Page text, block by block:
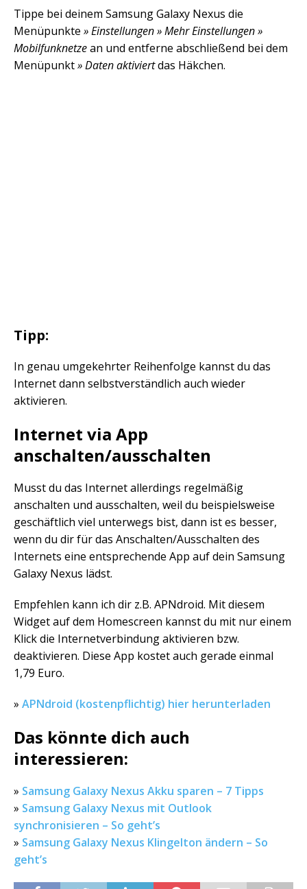
Tippe bei deinem Samsung Galaxy Nexus die
Menüpunkte » Einstellungen » Mehr Einstellungen »
Mobilfunknetzean und entferne abschließend bei dem
Menüpunkt» Daten aktiviertdas Häkchen.
Tipp:
In genau umgekehrter Reihenfolge kannst du das
Internet dann selbstverständlich auch wieder
aktivieren.
Internet via App
anschalten/ausschalten
Musst du das Internet allerdings regelmäßig
anschalten und ausschalten, weil du beispielsweise
geschäftlich viel unterwegs bist, dann ist es besser,
wenn du dir für das Anschalten/Ausschalten des
Internets eine entsprechende App auf dein Samsung
Galaxy Nexus lädst.
Empfehlen kann ich dir z.B. APNdroid. Mit diesem
Widget auf dem Homescreen kannst du mit nur einem
Klick die Internetverbindung aktivieren bzw.
deaktivieren. Diese App kostet auch gerade einmal
1,79 Euro.
» APNdroid (kostenpflichtig) hier herunterladen
Das könnte dich auch
interessieren:
» Samsung Galaxy Nexus Akku sparen – 7 Tipps
» Samsung Galaxy Nexus mit Outlook
synchronisieren – So geht’s
» Samsung Galaxy Nexus Klingelton ändern – So
geht’s